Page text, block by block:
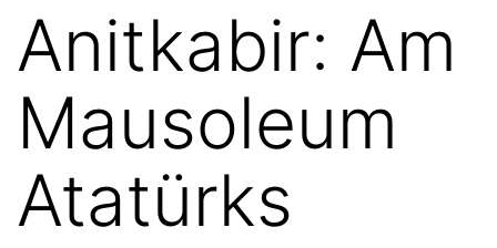
Anitkabir: Am
Mausoleum
Atatürks